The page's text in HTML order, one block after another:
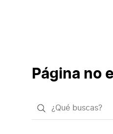
Página no
¿Qué